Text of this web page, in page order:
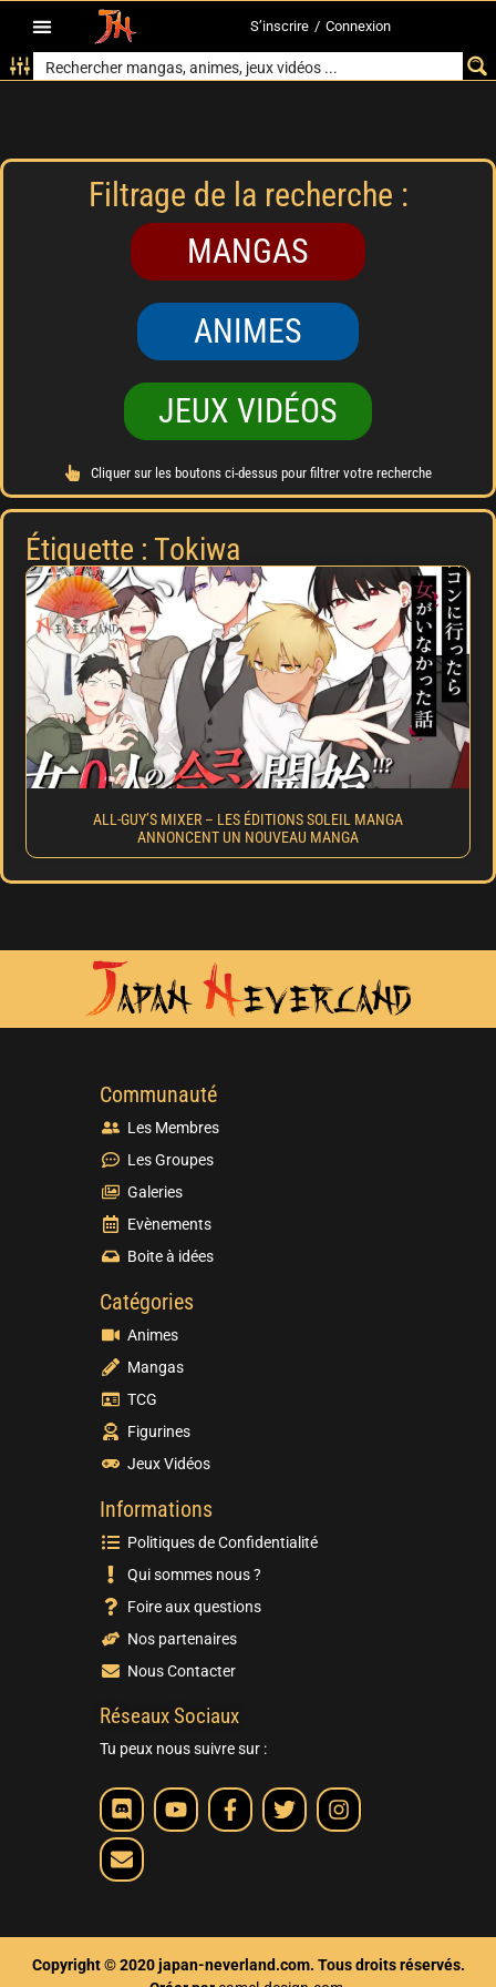
S’inscrire / Connexion
Filtrage de la recherche :
MANGAS
ANIMES
JEUX VIDÉOS
Cliquer sur les boutons ci-dessus pour filtrer votre recherche
Étiquette : Tokiwa
ALL-GUY’S MIXER – LES ÉDITIONS SOLEIL MANGA
ANNONCENT UN NOUVEAU MANGA
Communauté
Les Membres
Les Groupes
Galeries
Evènements
Boite à idées
Catégories
Animes
Mangas
TCG
Figurines
Jeux Vidéos
Informations
Politiques de Confidentialité
Qui sommes nous ?
Foire aux questions
Nos partenaires
Nous Contacter
Réseaux Sociaux
Tu peux nous suivre sur :
Copyright © 2020 japan-neverland.com. Tous droits réservés.